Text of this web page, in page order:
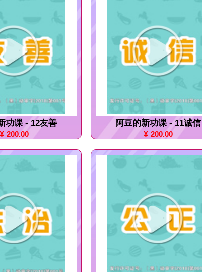
功课 - 12友善
¥ 200.00
阿豆的新功课 - 11诚信
¥ 200.00